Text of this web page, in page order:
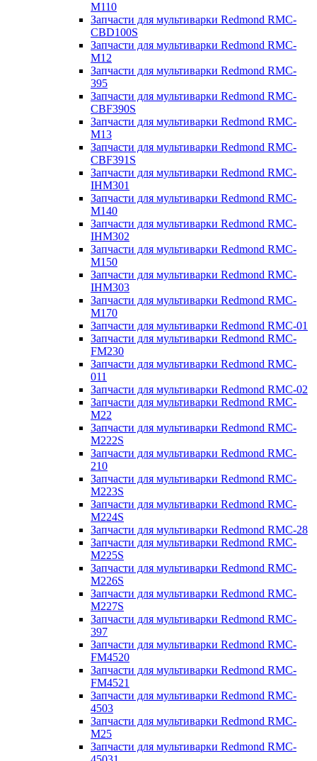
M110
Запчасти для мультиварки Redmond RMC-
CBD100S
Запчасти для мультиварки Redmond RMC-
M12
Запчасти для мультиварки Redmond RMC-
395
Запчасти для мультиварки Redmond RMC-
CBF390S
Запчасти для мультиварки Redmond RMC-
M13
Запчасти для мультиварки Redmond RMC-
CBF391S
Запчасти для мультиварки Redmond RMC-
IHM301
Запчасти для мультиварки Redmond RMC-
M140
Запчасти для мультиварки Redmond RMC-
IHM302
Запчасти для мультиварки Redmond RMC-
M150
Запчасти для мультиварки Redmond RMC-
IHM303
Запчасти для мультиварки Redmond RMC-
M170
Запчасти для мультиварки Redmond RMC-01
Запчасти для мультиварки Redmond RMC-
FM230
Запчасти для мультиварки Redmond RMC-
011
Запчасти для мультиварки Redmond RMC-02
Запчасти для мультиварки Redmond RMC-
M22
Запчасти для мультиварки Redmond RMC-
M222S
Запчасти для мультиварки Redmond RMC-
210
Запчасти для мультиварки Redmond RMC-
M223S
Запчасти для мультиварки Redmond RMC-
M224S
Запчасти для мультиварки Redmond RMC-28
Запчасти для мультиварки Redmond RMC-
M225S
Запчасти для мультиварки Redmond RMC-
M226S
Запчасти для мультиварки Redmond RMC-
M227S
Запчасти для мультиварки Redmond RMC-
397
Запчасти для мультиварки Redmond RMC-
FM4520
Запчасти для мультиварки Redmond RMC-
FM4521
Запчасти для мультиварки Redmond RMC-
4503
Запчасти для мультиварки Redmond RMC-
M25
Запчасти для мультиварки Redmond RMC-